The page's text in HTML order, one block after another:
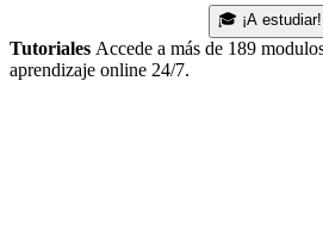
🎓 ¡A estudiar!
Tutoriales Accede a más de 189
aprendizaje online 24/7.